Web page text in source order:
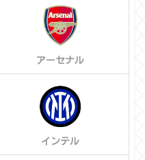
アーセナル
インテル